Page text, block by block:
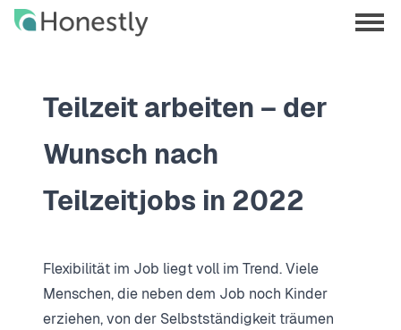
Skip
Skip
menu
Teilzeit arbeiten – der
Wunsch nach
Teilzeitjobs in 2022
Flexibilität im Job liegt voll im Trend. Viele
Menschen, die neben dem Job noch Kinder
erziehen, von der Selbstständigkeit träumen